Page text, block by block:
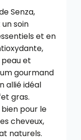
Senza,
soin
et en
et
gourmand
allié idéal
gras.
bien pour le
cheveux,
naturels.